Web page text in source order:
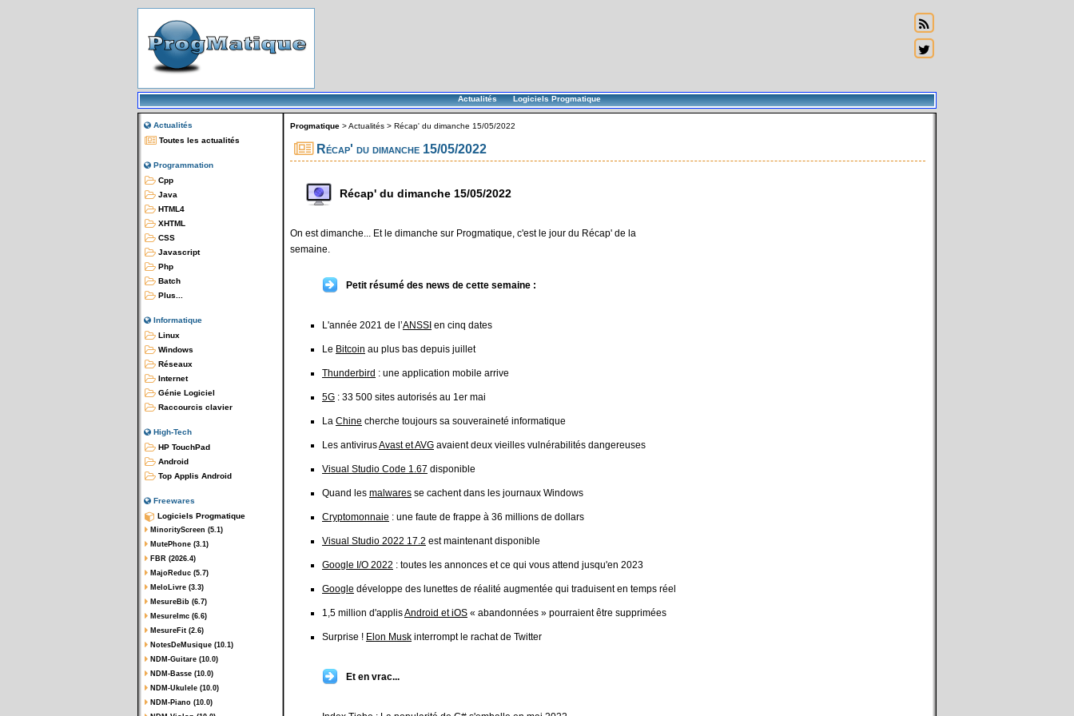
Actualités Logiciels Progmatique
Actualités
Toutes les actualités
Programmation
Cpp
Java
HTML4
XHTML
CSS
Javascript
Php
Batch
Plus...
Informatique
Linux
Windows
Réseaux
Internet
Génie Logiciel
Raccourcis clavier
High-Tech
HP TouchPad
Android
Top Applis Android
Freewares
Logiciels Progmatique
MinorityScreen (5.1)
MutePhone (3.1)
FBR (2026.4)
MajoReduc (5.7)
MeloLivre (3.3)
MesureBib (6.7)
MesureImc (6.6)
MesureFit (2.6)
NotesDeMusique (10.1)
NDM-Guitare (10.0)
NDM-Basse (10.0)
NDM-Ukulele (10.0)
NDM-Piano (10.0)
Progmatique >Actualités > Récap' du dimanche 15/05/2022
Récap' du dimanche 15/05/2022
Récap' du dimanche 15/05/2022
On est dimanche... Et le dimanche sur Progmatique, c'est le jour du Récap' de la
semaine.
Petit résumé des news de cette semaine :
L'année 2021 de l’ANSSI en cinq dates
Le Bitcoin au plus bas depuis juillet
Thunderbird : une application mobile arrive
5G : 33 500 sites autorisés au 1er mai
La Chine cherche toujours sa souveraineté informatique
Les antivirusAvast et AVG avaient deux vieilles vulnérabilités dangereuses
Visual Studio Code 1.67 disponible
Quand les malwares se cachent dans les journaux Windows
Cryptomonnaie : une faute de frappe à 36 millions de dollars
Visual Studio 2022 17.2 est maintenant disponible
Google I/O 2022 : toutes les annonces et ce qui vous attend jusqu'en 2023
Google développe des lunettes de réalité augmentée qui traduisent en temps réel
1,5 million d'applisAndroid et iOS « abandonnées » pourraient être supprimées
Surprise ! Elon Musk interrompt le rachat de Twitter
Et en vrac...